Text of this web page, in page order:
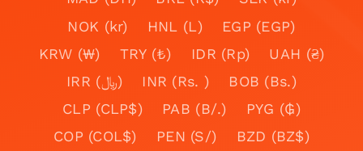
NOK (kr)
HNL (L)
EGP (EGP)
KRW (₩)
TRY (₺) IDR (Rp)
UAH (₴)
IRR (﷼)
INR (Rs. )
BOB (Bs.)
CLP (CLP$)
PAB (B/.)
PYG (₲)
COP (COL$)
PEN (S/)
BZD (BZ$)